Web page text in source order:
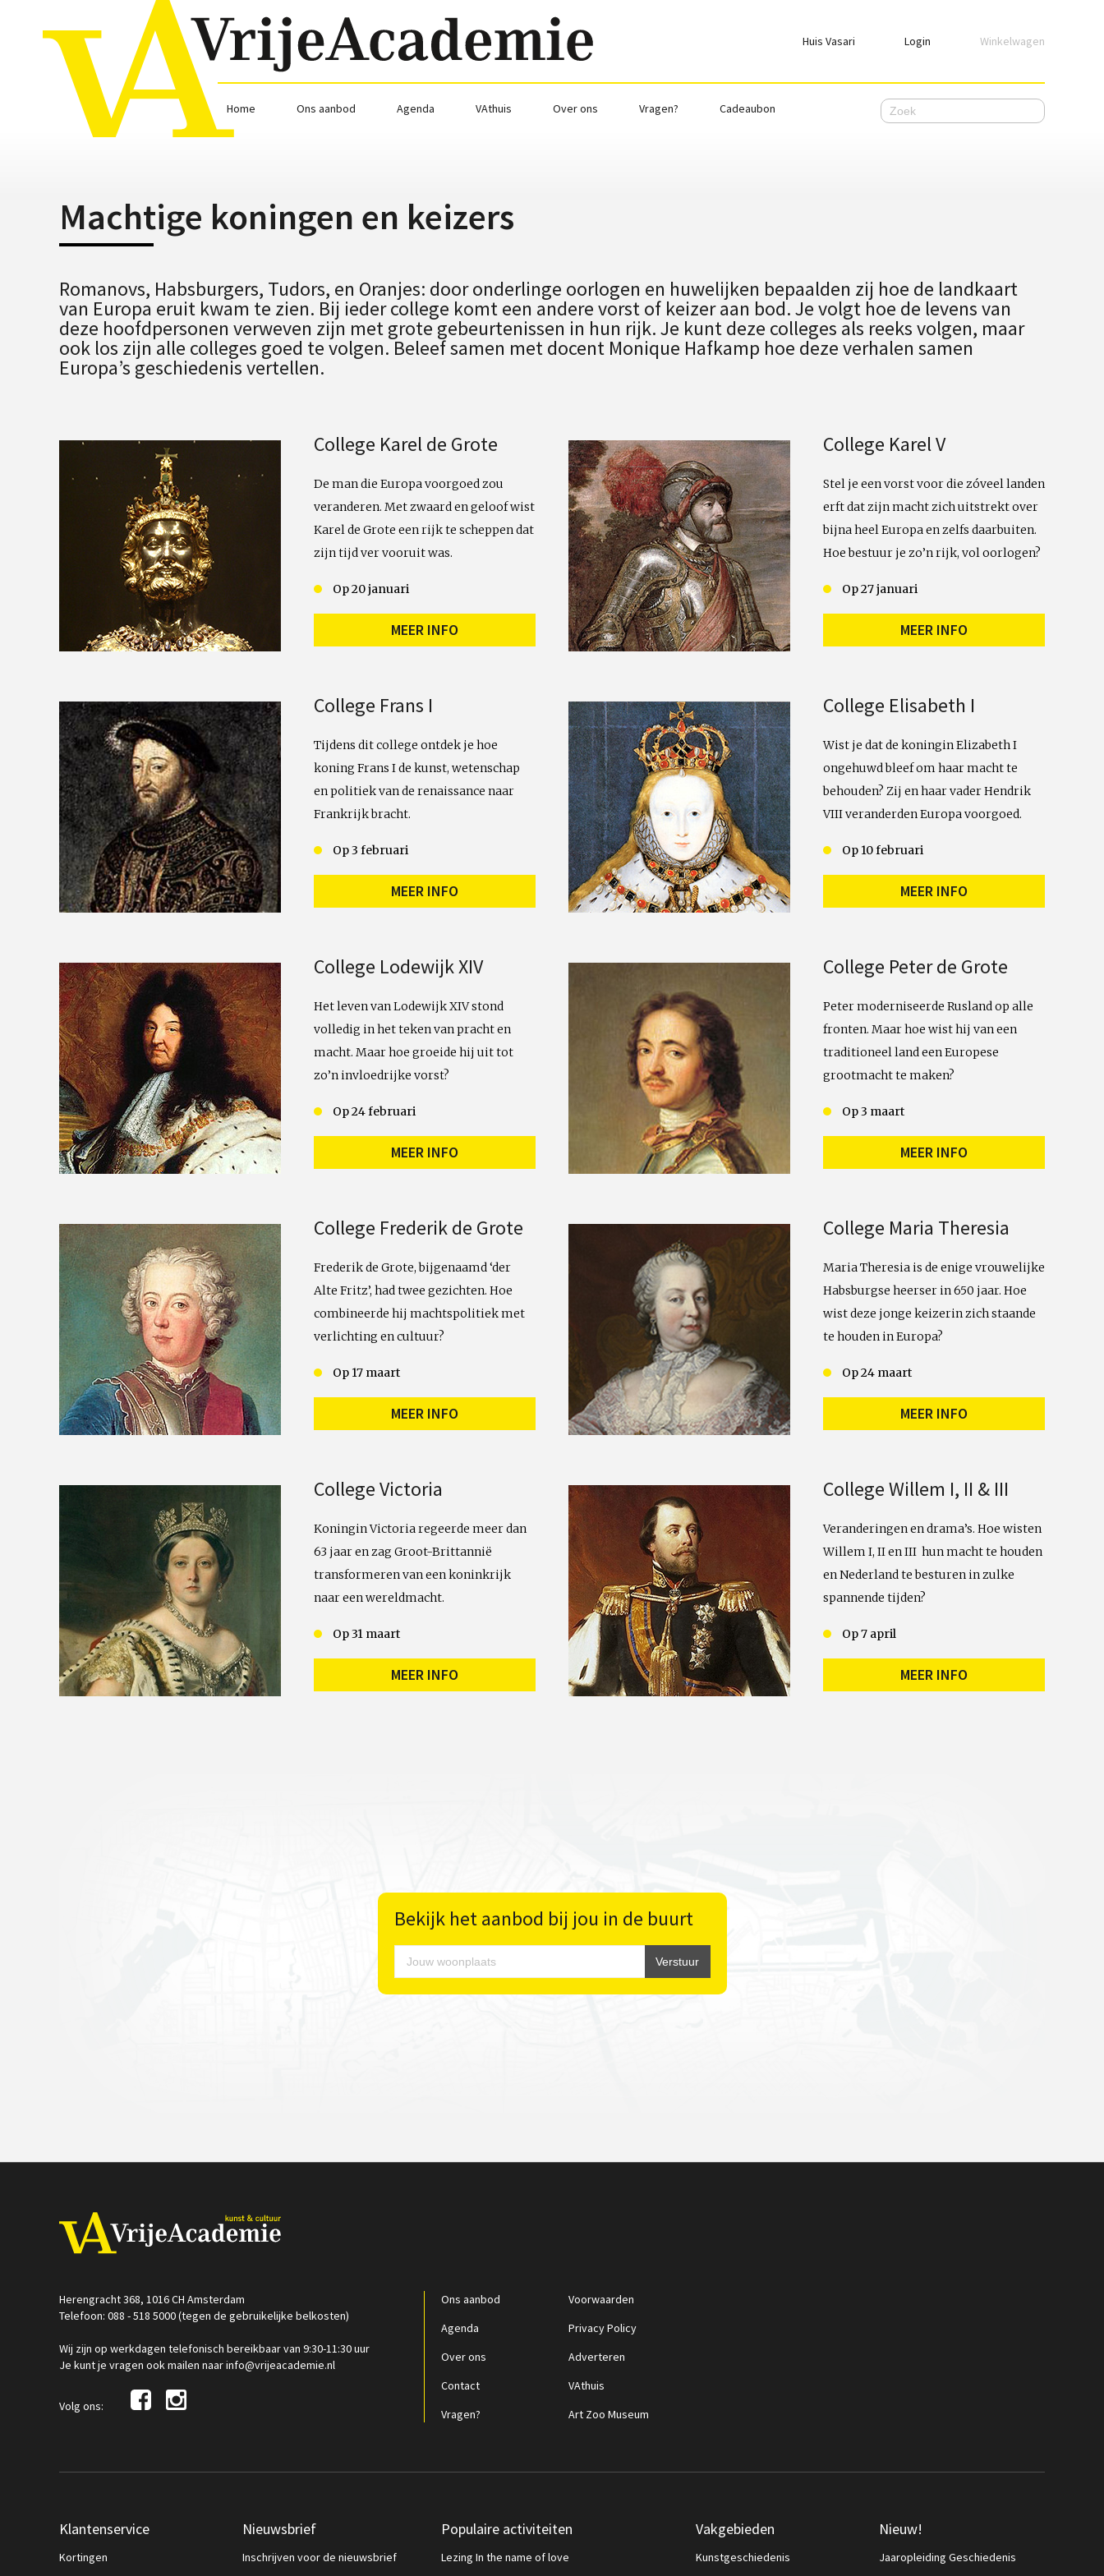
Huis Vasari Login
Login
Emailadres
Nog geen account, meld je
Winkelwagen
Home Ons aanbod Agenda VAthuis Over ons Vragen? Cadeaubon
Machtige koningen en keizers
Romanovs, Habsburgers, Tudors, en Oranjes: door onderlinge oorlogen en huwelijken bepaalden zij hoe de landkaart
van Europa eruit kwam te zien. Bij ieder college komt een andere vorst of keizer aan bod. Je volgt hoe de levens van
deze hoofdpersonen verweven zijn met grote gebeurtenissen in hun rijk. Je kunt deze colleges als reeks volgen, maar
ook los zijn alle colleges goed te volgen. Beleef samen met docent Monique Hafkamp hoe deze verhalen samen
Europa’s geschiedenis vertellen.
College Karel de Grote
De man die Europa voorgoed zou
veranderen. Met zwaard en geloof wist
Karel de Grote een rijk te scheppen dat
zijn tijd ver vooruit was.
Op 20 januari
MEER INFO
College Frans I
Tijdens dit college ontdek je hoe
koning Frans I de kunst, wetenschap
en politiek van de renaissance naar
Frankrijk bracht.
Op 3 februari
MEER INFO
College Lodewijk XIV
Het leven van Lodewijk XIV stond
volledig in het teken van pracht en
macht. Maar hoe groeide hij uit tot
zo’n invloedrijke vorst?
Op 24 februari
MEER INFO
College Frederik de Grote
Frederik de Grote, bijgenaamd ‘der
Alte Fritz’, had twee gezichten. Hoe
combineerde hij machtspolitiek met
verlichting en cultuur?
Op 17 maart
MEER INFO
College Victoria
Koningin Victoria regeerde meer dan
63 jaar en zag Groot-Brittannië
transformeren van een koninkrijk
naar een wereldmacht.
Op 31 maart
MEER INFO
College Karel V
Stel je een vorst voor die zóveel landen
erft dat zijn macht zich uitstrekt over
bijna heel Europa en zelfs daarbuiten.
Hoe bestuur je zo’n rijk, vol oorlogen?
Op 27 januari
MEER INFO
College Elisabeth I
Wist je dat de koningin Elizabeth I
ongehuwd bleef om haar macht te
behouden? Zij en haar vader Hendrik
VIII veranderden Europa voorgoed.
Op 10 februari
MEER INFO
College Peter de Grote
Peter moderniseerde Rusland op alle
fronten. Maar hoe wist hij van een
traditioneel land een Europese
grootmacht te maken?
Op 3 maart
MEER INFO
College Maria Theresia
Maria Theresia is de enige vrouwelijke
Habsburgse heerser in 650 jaar. Hoe
wist deze jonge keizerin zich staande
te houden in Europa?
Op 24 maart
MEER INFO
College Willem I, II & III
Veranderingen en drama’s. Hoe wisten
Willem I, II en III hun macht te houden
en Nederland te besturen in zulke
spannende tijden?
Op 7 april
MEER INFO
Bekijk het aanbod bij jou in de buurt
Herengracht 368, 1016 CH Amsterdam
Telefoon: 088 - 518 5000 (tegen de gebruikelijke belkosten)
Wij zijn op werkdagen telefonisch bereikbaar van 9:30-11:30 uur
Je kunt je vragen ook mailen naar info@vrijeacademie.nl
Volg ons:
Ons aanbod
Agenda
Over ons
Contact
Vragen?
Voorwaarden
Privacy Policy
Adverteren
VAthuis
Art Zoo Museum
Klantenservice
Kortingen
Nieuwsbrief
Inschrijven voor de nieuwsbrief
Populaire activiteiten
Lezing In the name of love
Vakgebieden
Kunstgeschiedenis
Nieuw!
Jaaropleiding Geschiedenis